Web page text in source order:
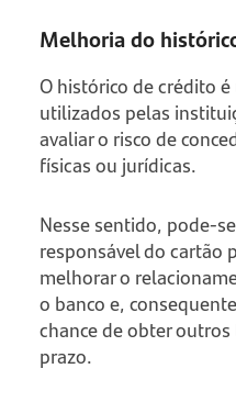
Melhoria do
O histórico de crédito
utilizados pelas
avaliar o risco de
físicas ou jurídicas.
Nesse sentido, pode-
responsável do cartão
melhorar o
o banco e,
chance de obter
prazo.